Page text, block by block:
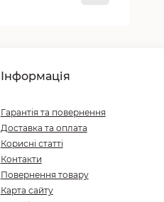
Інформація
Гарантія та повернення
Доставка та оплата
Корисні статті
Контакти
Повернення товару
Карта сайту